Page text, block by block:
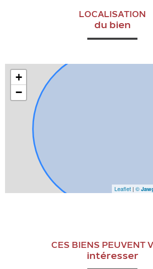
LOCALISATION
du bien
+
−
Leaflet | ©
CES BIENS PEUVENT
intéresser